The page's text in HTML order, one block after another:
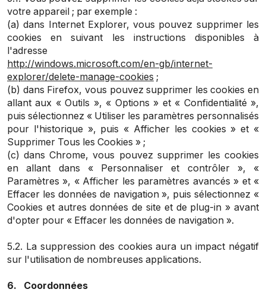
votre appareil ; par exemple :
(a) dans Internet Explorer, vous pouvez supprimer les
cookies en suivant les instructions disponibles à
l'adresse
http://windows.microsoft.com/en-gb/internet-
explorer/delete-manage-cookies ;
(b) dans Firefox, vous pouvez supprimer les cookies en
allant aux « Outils », « Options » et « Confidentialité »,
puis sélectionnez « Utiliser les paramètres personnalisés
pour l'historique », puis « Afficher les cookies » et «
Supprimer Tous les Cookies » ;
(c) dans Chrome, vous pouvez supprimer les cookies
en allant dans « Personnaliser et contrôler », «
Paramètres », « Afficher les paramètres avancés » et «
Effacer les données de navigation », puis sélectionnez «
Cookies et autres données de site et de plug-in » avant
d'opter pour « Effacer les données de navigation ».
5.2. La suppression des cookies aura un impact négatif
sur l'utilisation de nombreuses applications.
6. Coordonnées